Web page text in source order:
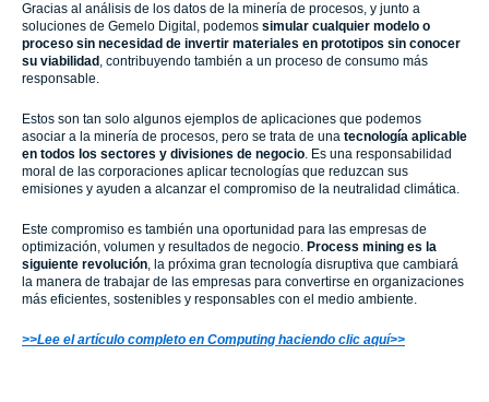
Gracias al análisis de los datos de la minería de procesos, y junto a
soluciones de Gemelo Digital, podemos simular cualquier modelo o
proceso sin necesidad de invertir materiales en prototipos sin conocer
su viabilidad , contribuyendo también a un proceso de consumo más
responsable.
Estos son tan solo algunos ejemplos de aplicaciones que podemos
asociar a la minería de procesos, pero se trata de una tecnología aplicable
en todos los sectores y divisiones de negocio. Es una responsabilidad
moral de las corporaciones aplicar tecnologías que reduzcan sus
emisiones y ayuden a alcanzar el compromiso de la neutralidad climática.
Este compromiso es también una oportunidad para las empresas de
optimización, volumen y resultados de negocio. Process mining es la
siguiente revolución, la próxima gran tecnología disruptiva que cambiará
la manera de trabajar de las empresas para convertirse en organizaciones
más eficientes, sostenibles y responsables con el medio ambiente.
>>Lee el artículo completo en Computing haciendo clic aquí>>